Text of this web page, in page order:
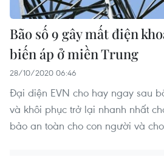
Bão số 9 gây mất điện
biến áp ở miền Trung
28/10/2020 06:46
Đại diện EVN cho hay ngay sau
và khôi phục trở lại nhanh nhất
bảo an toàn cho con người và